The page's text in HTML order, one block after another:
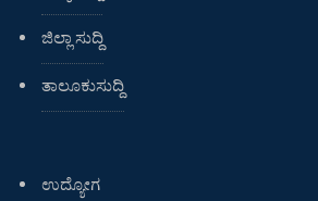
ಜಿಲ್ಲಾ ಸುದ್ದಿ
ತಾಲೂಕುಸುದ್ದಿ
ಉದ್ಯೋಗ